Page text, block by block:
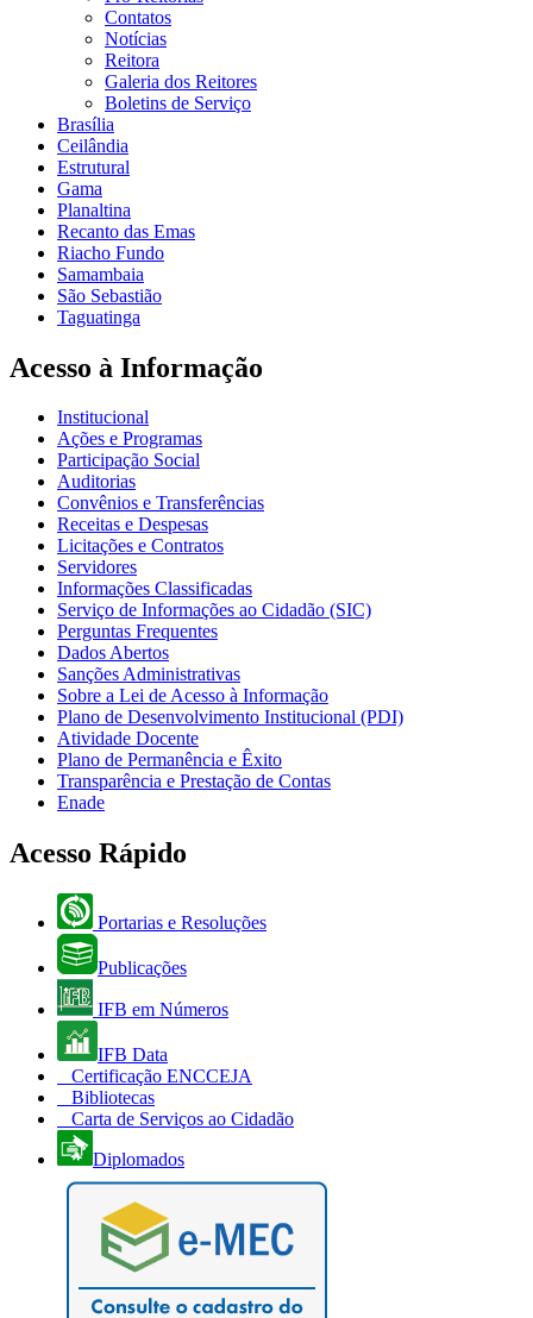
Contatos
Notícias
Reitora
Galeria dos Reitores
Boletins de Serviço
Brasília
Ceilândia
Estrutural
Gama
Planaltina
Recanto das Emas
Riacho Fundo
Samambaia
São Sebastião
Taguatinga
Acesso à Informação
Institucional
Ações e Programas
Participação Social
Auditorias
Convênios e Transferências
Receitas e Despesas
Licitações e Contratos
Servidores
Informações Classificadas
Serviço de Informações ao Cidadão (SIC)
Perguntas Frequentes
Dados Abertos
Sanções Administrativas
Sobre a Lei de Acesso à Informação
Plano de Desenvolvimento Institucional (PDI)
Atividade Docente
Plano de Permanência e Êxito
Transparência e Prestação de Contas
Enade
Acesso Rápido
Portarias e Resoluções
Publicações
IFB em Números
IFB Data
Certificação ENCCEJA
Bibliotecas
Carta de Serviços ao Cidadão
Diplomados